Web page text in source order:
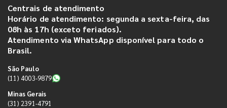
Centrais de atendimento
Horário de atendimento: segunda a sexta-feira, das
08h às 17h (exceto feriados).
Atendimento via WhatsApp disponível para todo o
Brasil.
São Paulo
(11) 4003-9879
Minas Gerais
(31) 2391-4791